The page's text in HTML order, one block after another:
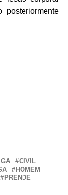
posteriormente
CIVIL
HOMEM
PRENDE